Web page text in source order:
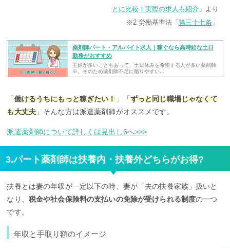
とに比較！実際の求人も紹介」より
※2 労働基準法「第三十七条 」
薬剤師パート・アルバイト求人｜稼ぐなら高時給な土日
勤務がおすすめ
主婦が多いこともあって、土日休みを希望する人が多い薬剤師
※。そのため薬剤師不足に陥りやすい...
「 働けるうちにもっと稼ぎたい！」「 ずっと同じ職場じゃなくて
も大丈夫 」そんな方は派遣薬剤師がオススメです。
派遣薬剤師について詳しくは見出し6へ>>>
3.パート薬剤師は扶養内・扶養外どちらがお得?
扶養とは妻の年収が一定以下の時、妻が「夫の扶養家族」扱いと
なり、 税金や社会保険料の支払いの免除が受けられる制度の一つ
です。
年収と手取り額のイメージ